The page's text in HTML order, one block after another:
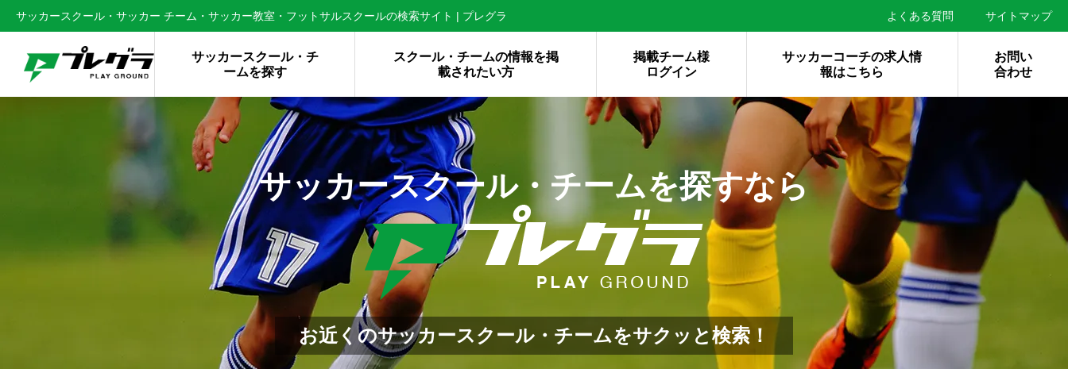
サッカースクール・サッカー チーム・サッカー教室・フットサルスクールの検索サイト | プレグラ よくある質問 サイトマップ
サッカースクール・チ
ームを探す
スクール・チームの情報を掲
載されたい方
掲載チーム様
ログイン
サッカーコーチの求人情
報はこちら
お問い
合わせ
サッカースクール・チームを探すなら
お近くのサッカースクール・チームをサクッと検索！